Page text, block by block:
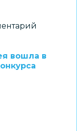
вошла в